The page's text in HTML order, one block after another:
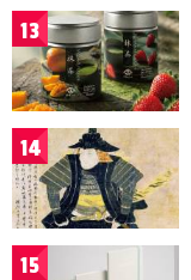
13
14
15